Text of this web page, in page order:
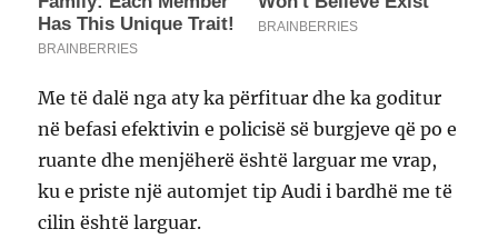
Me të dalë nga aty ka përfituar dhe ka goditur
në befasi efektivin e policisë së burgjeve që po e
ruante dhe menjëherë është larguar me vrap,
ku e priste një automjet tip Audi i bardhë me të
cilin është larguar.